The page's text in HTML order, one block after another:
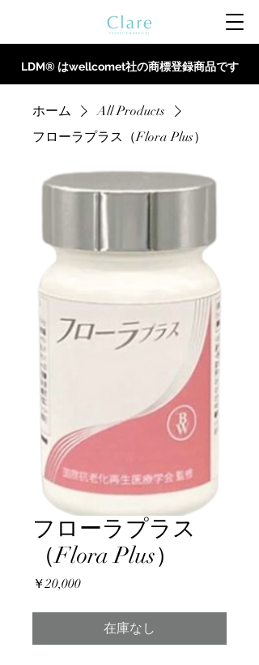
LDM® はwellcomet社の商標登録商品です
ホーム
All Products
フローラプラス（Flora Plus）
フローラプラス
（Flora Plus）
￥20,000価
在庫なし